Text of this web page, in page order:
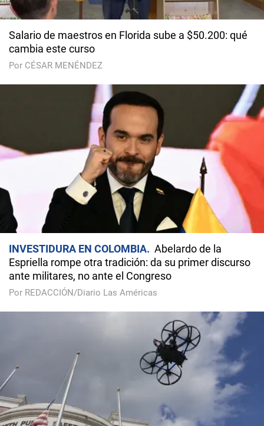
Salario de maestros en Florida sube a $50.200: qué
cambia este curso
Por CÉSAR MENÉNDEZ
INVESTIDURA EN COLOMBIA
Abelardo de la
Espriella rompe otra tradición: da su primer discurso
ante militares, no ante el Congreso
Por REDACCIÓN/Diario Las Américas